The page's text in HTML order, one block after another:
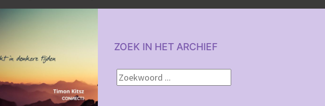
ZOEK IN HET ARCHIEF